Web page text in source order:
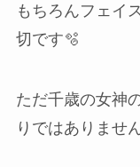
もちろんフェイ
切です🫧
ただ千歳の女神
りではありませ